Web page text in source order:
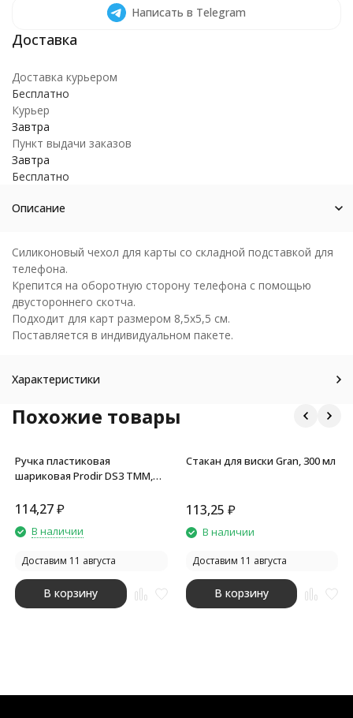
Написать в Telegram
Доставка курьером
Бесплатно
Курьер
Завтра
Пункт выдачи заказов
Завтра
Бесплатно
Описание
Силиконовый чехол для карты со складной подставкой для
телефона.
Крепится на оборотную сторону телефона с помощью
двустороннего скотча.
Подходит для карт размером 8,5x5,5 см.
Поставляется в индивидуальном пакете.
Характеристики
Похожие товары
Ручка пластиковая
шариковая Prodir DS3 TMM,
114,27₽
В наличии
Доставим 11 августа
В корзину
Стакан для виски Gran, 300 мл
113,25 ₽
В наличии
Доставим 11 августа
В корзину